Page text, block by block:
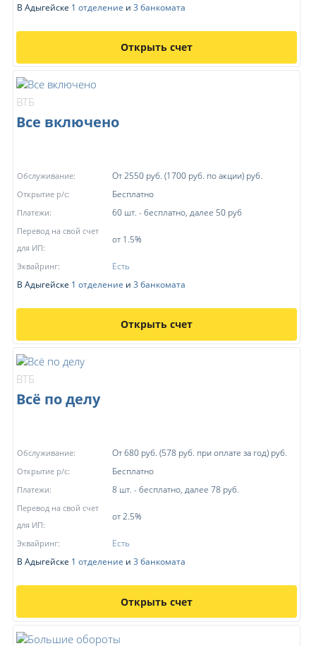
В Адыгейске 1 отделение и 3 банкомата
Открыть счет
ВТБ
Все включено
Обслуживание: От 2550 руб. (1700 руб. по акции) руб.
Открытие р/с: Бесплатно
Платежи: 60 шт. - бесплатно, далее 50 руб
Перевод на свой счет
для ИП:
от 1.5%
Эквайринг:
Есть
В Адыгейске 1 отделение и 3 банкомата
Открыть счет
ВТБ
Всё по делу
Обслуживание: От 680 руб. (578 руб. при оплате за год) руб.
Открытие р/с: Бесплатно
Платежи: 8 шт. - бесплатно, далее 78 руб.
Перевод на свой счет
для ИП:
от 2.5%
Эквайринг:
Есть
В Адыгейске 1 отделение и 3 банкомата
Открыть счет